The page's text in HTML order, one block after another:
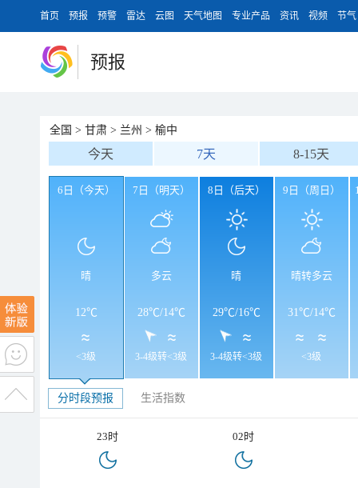
首页 预报 预警 雷达 云图 天气地图 专业产品 资讯 视频 节气
预报
全国 > 甘肃 > 兰州 > 榆中
今天 7天 8-15天
6日（今天）
晴
12℃
<3级
7日（明天）
多云
28℃/14℃
3-4级转<3级
8日（后天）
晴
29℃/16℃
3-4级转<3级
9日（周日）
晴转多云
31℃/14℃
<3级
分时段预报 生活指数
23时 02时